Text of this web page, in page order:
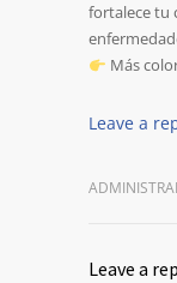
fortalece tu
Más
Leave a
Leave a